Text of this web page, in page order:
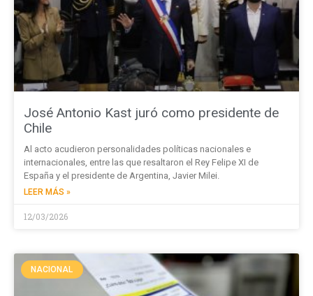
José Antonio Kast juró como presidente de
Chile
Al acto acudieron personalidades políticas nacionales e
internacionales, entre las que resaltaron el Rey Felipe XI de
España y el presidente de Argentina, Javier Milei.
LEER MÁS »
12/03/2026
NACIONAL